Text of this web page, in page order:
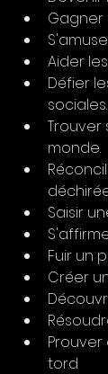
Gagner
Aider
Défier
sociales.
Trouver
monde.
Saisir
Fuir un
Créer
tord